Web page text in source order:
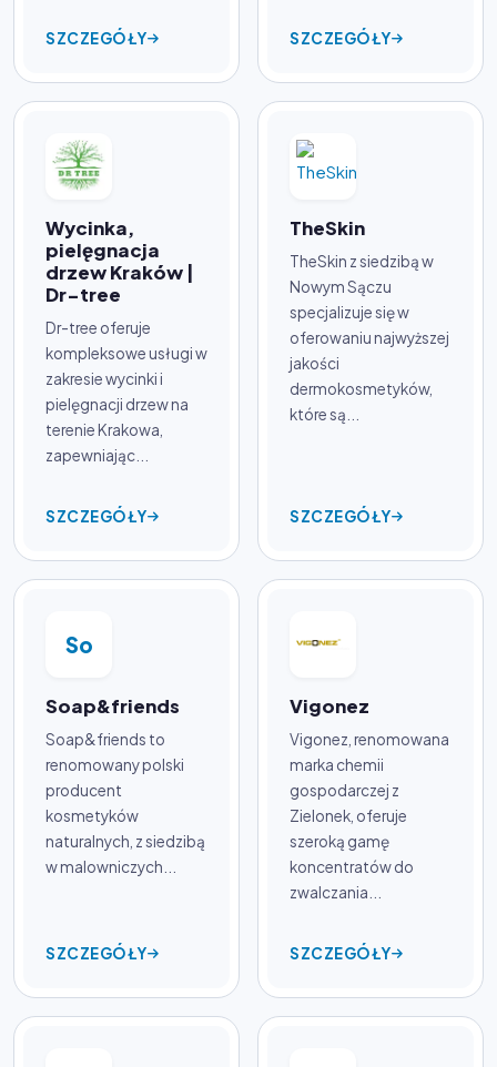
SZCZEGÓŁY SZCZEGÓŁY
Wycinka,
pielęgnacja
drzew Kraków |
Dr-tree
Dr-tree oferuje
kompleksowe usługi w
zakresie wycinki i
pielęgnacji drzew na
terenie Krakowa,
zapewniając...
SZCZEGÓŁY
TheSkin
TheSkin z siedzibą w
Nowym Sączu
specjalizuje się w
oferowaniu najwyższej
jakości
dermokosmetyków,
które są...
SZCZEGÓŁY
So
Soap&friends
Soap&friends to
renomowany polski
producent
kosmetyków
naturalnych, z siedzibą
w malowniczych...
SZCZEGÓŁY
Vigonez
Vigonez, renomowana
marka chemii
gospodarczej z
Zielonek, oferuje
szeroką gamę
koncentratów do
zwalczania...
SZCZEGÓŁY